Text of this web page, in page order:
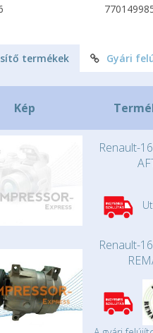
termékek Gyári
Kép
Renault-
Renault-